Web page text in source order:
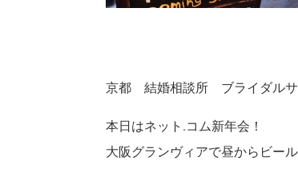
京都 結婚相談所 ブライダルサ
本日はネット.コム新年会！
大阪グランヴィアで昼からビー